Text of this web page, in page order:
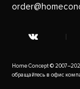
Home Concept ©
обращайтесь в офис